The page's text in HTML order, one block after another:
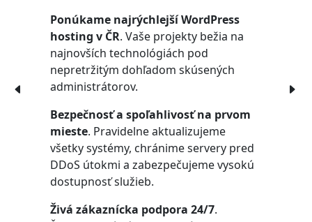
Ponúkame najrýchlejší WordPress
hosting v ČR. Vaše projekty bežia na
najnovších technológiách pod
nepretržitým dohľadom skúsených
administrátorov.
Bezpečnosť a spoľahlivosť na prvom
mieste. Pravidelne aktualizujeme
všetky systémy, chránime servery pred
DDoS útokmi a zabezpečujeme vysokú
dostupnosť služieb.
Živá zákaznícka podpora 24/7.